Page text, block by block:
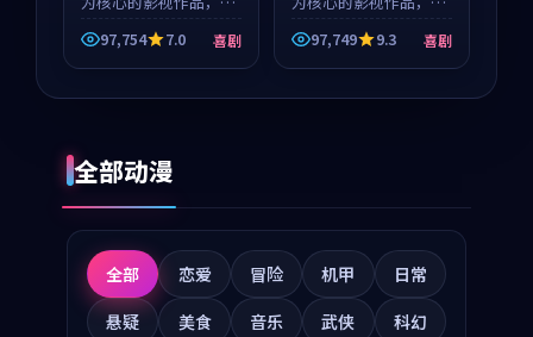
绕危机、反转与人物成
长展开，整体节奏紧
凑，值得推荐观看。
97,754 7.0 喜剧
绕危机、反转与人物成
长展开，整体节奏紧
凑，值得推荐观看。
97,749 9.3 喜剧
全部动漫
全部 恋爱 冒险 机甲
日常
悬疑
美食 音乐 武侠
科幻